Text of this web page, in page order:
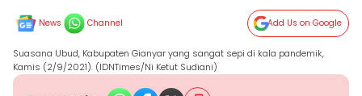
News Channel Add Us on Google
Suasana Ubud, Kabupaten Gianyar yang sangat sepi di kala pandemik,
Kamis (2/9/2021). (IDNTimes/Ni Ketut Sudiani)